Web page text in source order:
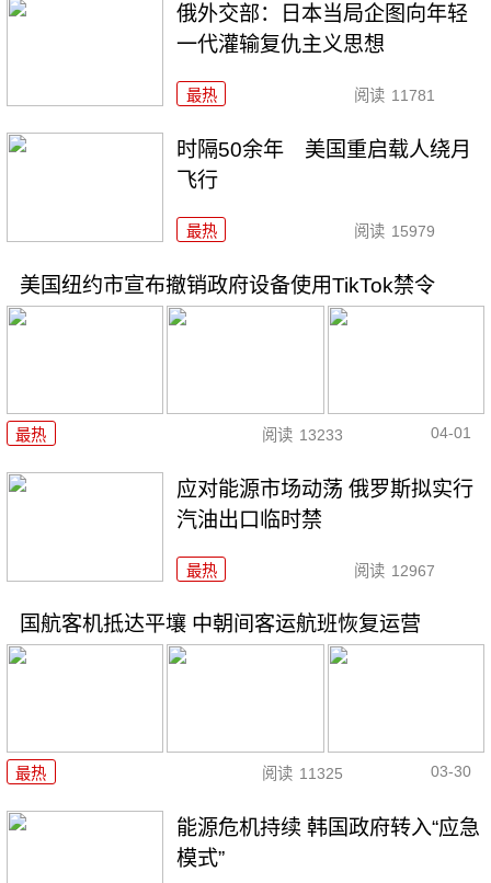
俄外交部：日本当局企图向年轻
一代灌输复仇主义思想
最热 阅读 11781
时隔50余年 美国重启载人绕月
飞行
最热 阅读 15979
美国纽约市宣布撤销政府设备使用TikTok禁令
最热 阅读 13233 04-01
应对能源市场动荡 俄罗斯拟实行
汽油出口临时禁
最热 阅读 12967
国航客机抵达平壤 中朝间客运航班恢复运营
最热 阅读 11325 03-30
能源危机持续 韩国政府转入“应急
模式”